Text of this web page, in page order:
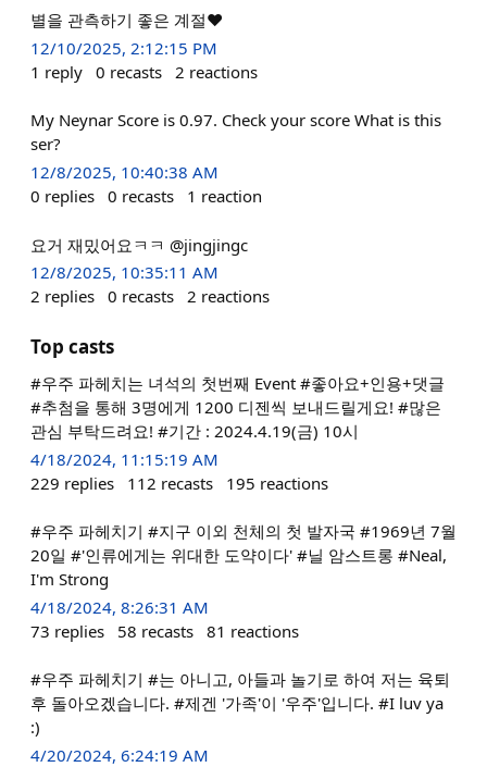
별을 관측하기 좋은 계절❤️
12/10/2025, 2:12:15 PM
1 reply 0 recasts 2 reactions
My Neynar Score is 0.97. Check your score What is this
ser?
12/8/2025, 10:40:38 AM
0 replies 0 recasts 1 reaction
요거 재밌어요ㅋㅋ @jingjingc
12/8/2025, 10:35:11 AM
2 replies 0 recasts 2 reactions
Top casts
#우주 파헤치는 녀석의 첫번째 Event #좋아요+인용+댓글
#추첨을 통해 3명에게 1200 디젠씩 보내드릴게요! #많은
관심 부탁드려요! #기간 : 2024.4.19(금) 10시
4/18/2024, 11:15:19 AM
229 replies 112 recasts 195 reactions
#우주 파헤치기 #지구 이외 천체의 첫 발자국 #1969년 7월
20일 #'인류에게는 위대한 도약이다' #닐 암스트롱 #Neal,
I'm Strong
4/18/2024, 8:26:31 AM
73 replies 58 recasts 81 reactions
#우주 파헤치기 #는 아니고, 아들과 놀기로 하여 저는 육퇴
후 돌아오겠습니다. #제겐 '가족'이 '우주'입니다. #I luv ya
:)
4/20/2024, 6:24:19 AM